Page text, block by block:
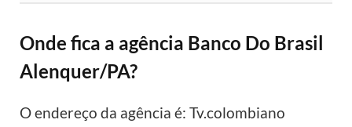
Onde fica a agência Banco Do Brasil
Alenquer/PA?
O endereço da agência é: Tv.colombiano